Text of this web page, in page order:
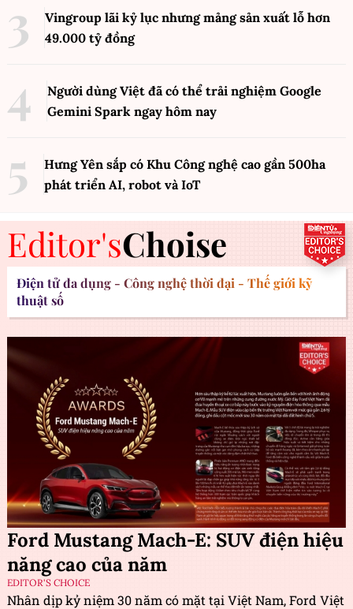
Vingroup lãi kỷ lục nhưng mảng sản xuất lỗ hơn
49.000 tỷ đồng
Người dùng Việt đã có thể trải nghiệm Google
Gemini Spark ngay hôm nay
Hưng Yên sắp có Khu Công nghệ cao gần 500ha
phát triển AI, robot và IoT
Editor'sChoise
Điện tử đa dụng - Công nghệ thời đại - Thế giới kỹ
thuật số
Ford Mustang Mach-E: SUV điện hiệu
năng cao của năm
EDITOR'S CHOICE
Nhân dịp kỷ niệm 30 năm có mặt tại Việt Nam, Ford Việt